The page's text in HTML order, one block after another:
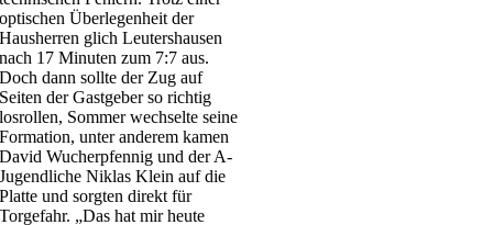
optischen Überlegenheit der
Hausherren glich Leutershausen
nach 17 Minuten zum 7:7 aus.
Doch dann sollte der Zug auf
Seiten der Gastgeber so richtig
losrollen, Sommer wechselte seine
Formation, unter anderem kamen
David Wucherpfennig und der A-
Jugendliche Niklas Klein auf die
Platte und sorgten direkt für
Torgefahr. „Das hat mir heute